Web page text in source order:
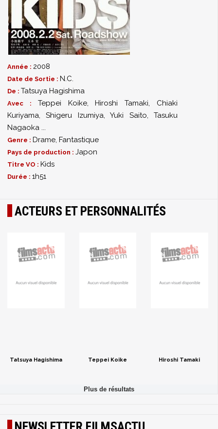
Année : 2008
Date de Sortie : N.C.
De : Tatsuya Hagishima
Avec : Teppei Koike,Hiroshi Tamaki, Chiaki
Kuriyama,Shigeru Izumiya,Yuki Saito,Tasuku
Nagaoka ...
Genre : Drame, Fantastique
Pays de production : Japon
Titre VO : Kids
Durée : 1h51
ACTEURS ET PERSONNALITÉS
Tatsuya Hagishima Teppei Koike Hiroshi Tamaki